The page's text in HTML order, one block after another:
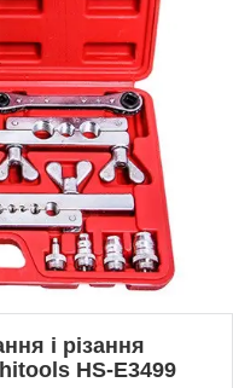
і різання
HS-E3499